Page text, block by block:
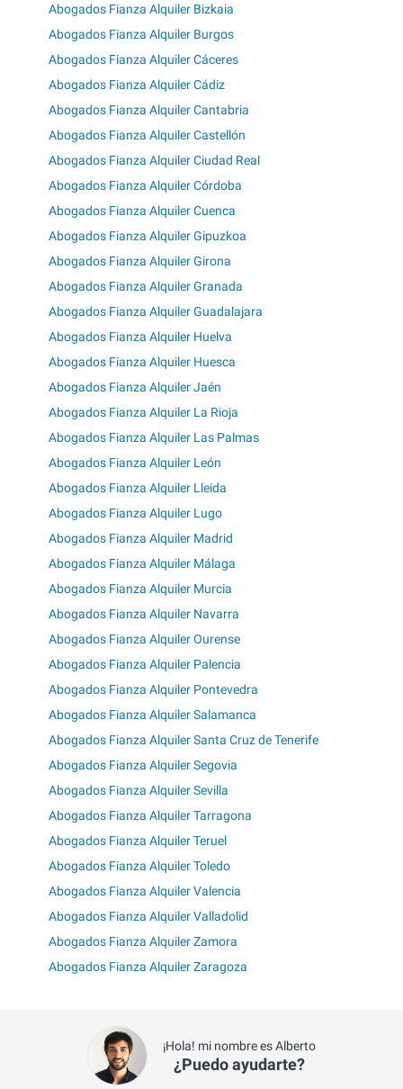
Abogados Fianza Alquiler Bizkaia
Abogados Fianza Alquiler Burgos
Abogados Fianza Alquiler Cáceres
Abogados Fianza Alquiler Cádiz
Abogados Fianza Alquiler Cantabria
Abogados Fianza Alquiler Castellón
Abogados Fianza Alquiler Ciudad Real
Abogados Fianza Alquiler Córdoba
Abogados Fianza Alquiler Cuenca
Abogados Fianza Alquiler Gipuzkoa
Abogados Fianza Alquiler Girona
Abogados Fianza Alquiler Granada
Abogados Fianza Alquiler Guadalajara
Abogados Fianza Alquiler Huelva
Abogados Fianza Alquiler Huesca
Abogados Fianza Alquiler Jaén
Abogados Fianza Alquiler La Rioja
Abogados Fianza Alquiler Las Palmas
Abogados Fianza Alquiler León
Abogados Fianza Alquiler Lleida
Abogados Fianza Alquiler Lugo
Abogados Fianza Alquiler Madrid
Abogados Fianza Alquiler Málaga
Abogados Fianza Alquiler Murcia
Abogados Fianza Alquiler Navarra
Abogados Fianza Alquiler Ourense
Abogados Fianza Alquiler Palencia
Abogados Fianza Alquiler Pontevedra
Abogados Fianza Alquiler Salamanca
Abogados Fianza Alquiler Santa Cruz de Tenerife
Abogados Fianza Alquiler Segovia
Abogados Fianza Alquiler Sevilla
Abogados Fianza Alquiler Tarragona
Abogados Fianza Alquiler Teruel
Abogados Fianza Alquiler Toledo
Abogados Fianza Alquiler Valencia
Abogados Fianza Alquiler Valladolid
Abogados Fianza Alquiler Zamora
Abogados Fianza Alquiler Zaragoza
¡Hola! mi nombre es Alberto
¿Puedo ayudarte?